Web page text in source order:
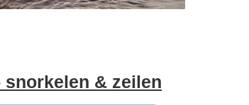
& zeilen